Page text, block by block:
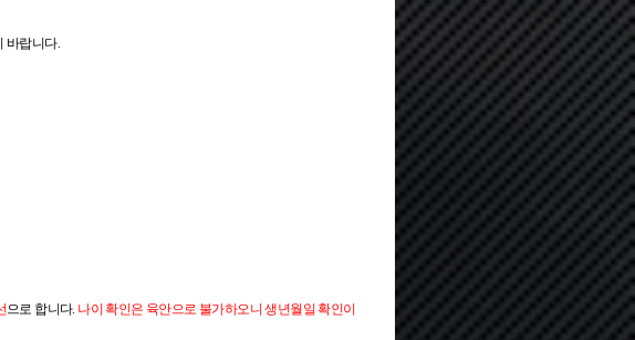
바랍니다.
으로 합니다. 나이 확인은 육안으로 불가하오니 생년월일 확인이